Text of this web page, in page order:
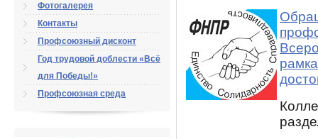
Фотогалерея
Контакты
Профсоюзный дисконт
Год трудовой доблести «Всё
для Победы!»
Профсоюзная среда